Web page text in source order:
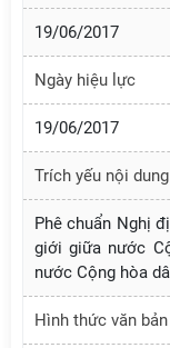
19/06/2017
Ngày hiệu lực
19/06/2017
Trích yếu nội dung
Phê chuẩn Nghị
giới giữa nước
nước Cộng hòa
Hình thức văn bản